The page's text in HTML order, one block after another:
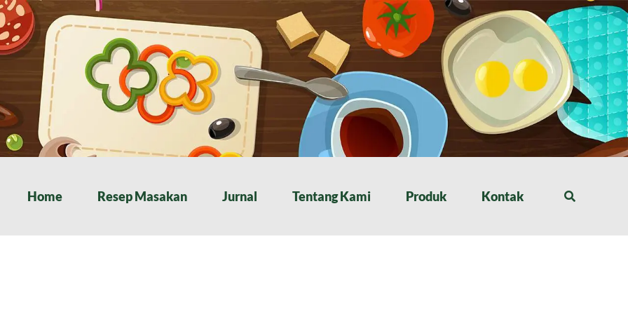
Home Resep Masakan Jurnal Tentang Kami Produk Kontak